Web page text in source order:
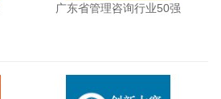
广东省管理咨询行业50强